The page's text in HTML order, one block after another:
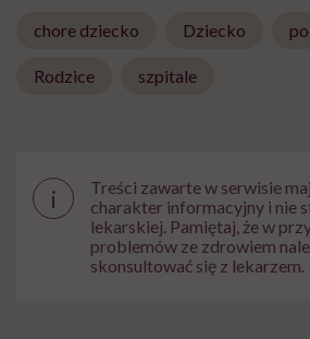
chore dziecko Dziecko
Rodzice szpitale
i
Treści zawarte w serwisie
charakter informacyjny i nie
lekarskiej. Pamiętaj, że w
problemów ze zdrowiem
skonsultować się z lekarzem.